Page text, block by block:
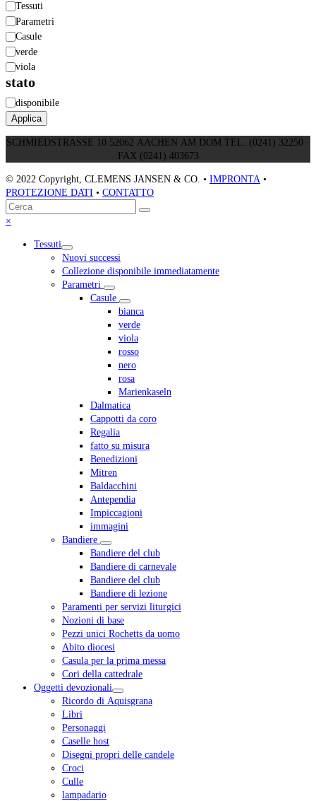
Tessuti
Parametri
Casule
verde
viola
stato
Statodisponibile
Applica
SCHMIEDSTRASSE 10 52062 AACHEN AM DOM TEL. (0241) 32250 ·
FAX (0241) 403673
© 2022 Copyright, CLEMENS JANSEN & CO. • IMPRONTA •
PROTEZIONE DATI • CONTATTO
Torna
in
Cerca
Invia
×
menu
Tessuti
Nuovi successi
Collezione disponibile immediatamente
Parametri
Casule
bianca
verde
viola
rosso
nero
rosa
Marienkaseln
Dalmatica
Cappotti da coro
Regalia
fatto su misura
Benedizioni
Mitren
Baldacchini
Antependia
Impiccagioni
immagini
Bandiere
Bandiere del club
Bandiere di carnevale
Bandiere del club
Bandiere di lezione
Paramenti per servizi liturgici
Nozioni di base
Pezzi unici Rochetts da uomo
Abito diocesi
Casula per la prima messa
Cori della cattedrale
Oggetti devozionali
Ricordo di Aquisgrana
Libri
Personaggi
Caselle host
Disegni propri delle candele
Croci
Culle
lampadario